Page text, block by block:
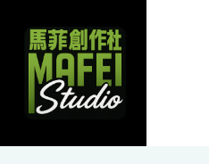
content